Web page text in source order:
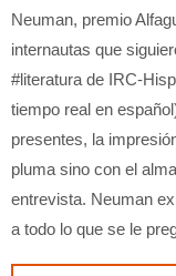
Neuman, premio
internautas que
#literatura de IRC-
tiempo real en
presentes, la
pluma sino con el
entrevista. Neuman
a todo lo que se le